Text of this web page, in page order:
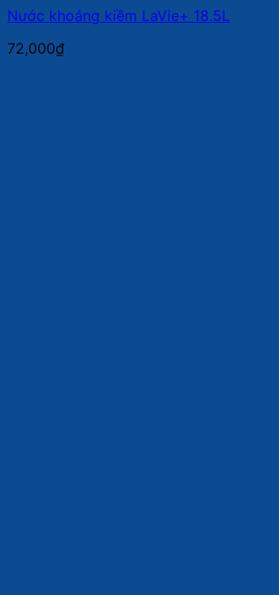
Nước khoáng kiềm LaVie+ 18.5L
72,000₫